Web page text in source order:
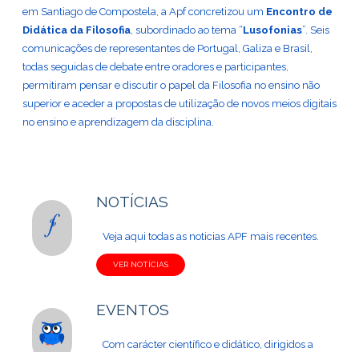
em Santiago de Compostela, a Apf concretizou um Encontro de
Didática da Filosofia, subordinado ao tema “Lusofonias”. Seis
comunicações de representantes de Portugal, Galiza e Brasil,
todas seguidas de debate entre oradores e participantes,
permitiram pensar e discutir o papel da Filosofia no ensino não
superior e aceder a propostas de utilização de novos meios digitais
no ensino e aprendizagem da disciplina.
NOTÍCIAS
Veja aqui todas as noticias APF mais recentes.
VER NOTÍCIAS
EVENTOS
Com carácter científico e didático, dirigidos a